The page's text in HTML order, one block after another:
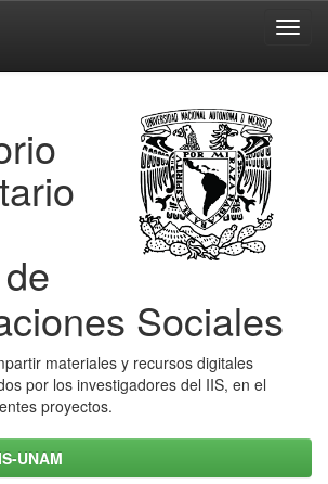
Sociales
materiales y recursos digitales
por los investigadores del IIS, en el
proyectos.
UNAM